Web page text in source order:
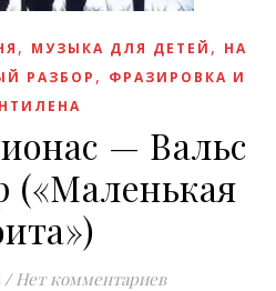
, МУЗЫКА ДЛЯ ДЕТЕЙ , НА
РАЗБОР , ФРАЗИРОВКА И
— Вальс
(«Маленькая
/ Нет комментариев